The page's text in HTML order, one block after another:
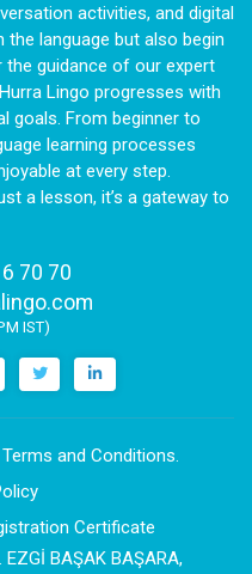
activities, and digital
language but also begin
guidance of our expert
Lingo progresses with
goals. From beginner to
learning processes
at every step.
a lesson, it’s a gateway to
70 70
IST)
and Conditions.
Certificate
BAŞAK BAŞARA,